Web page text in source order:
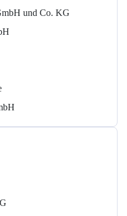
und Co. KG